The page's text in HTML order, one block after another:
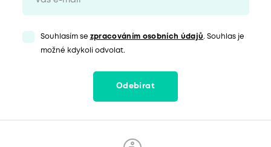
Souhlasím se zpracováním osobních údajů. Souhlas je
možné kdykoli odvolat.
Odebírat